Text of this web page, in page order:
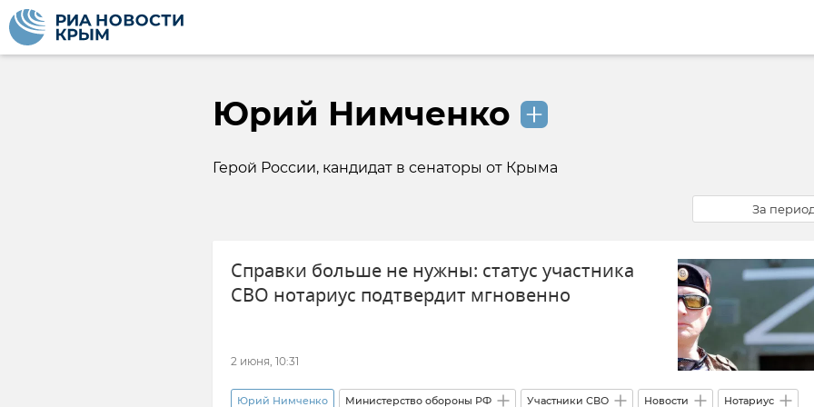
Юрий Нимченко
Герой России, кандидат в сенаторы от Крыма
За
Справки больше не нужны: статус участника
СВО нотариус подтвердит мгновенно
2 июня, 10:31
Юрий Нимченко Министерство обороны РФ Участники СВО Новости Нотариус